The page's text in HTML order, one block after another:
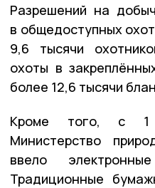
Разрешений на
в общедоступных
9,6 тысячи
охоты в
более 12,6 тысячи
Кроме того, с 1
Министерство
ввело
Традиционные